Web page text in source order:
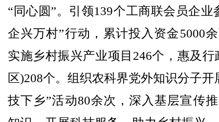
“同心圆”。引领139个工商联会员企业
企兴万村”行动，累计投入资金5000
实施乡村振兴产业项目246个，惠及行
区)208个。组织农科界党外知识分子开
技下乡”活动80余次，深入基层宣传